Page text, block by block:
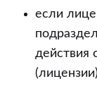
если
действия